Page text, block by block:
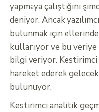
yapmaya çalıştığını
deniyor. Ancak
bulunmak için
kullanıyor ve bu
bilgi veriyor.
hareket ederek
bulunuyor.
Kestirimci analitik